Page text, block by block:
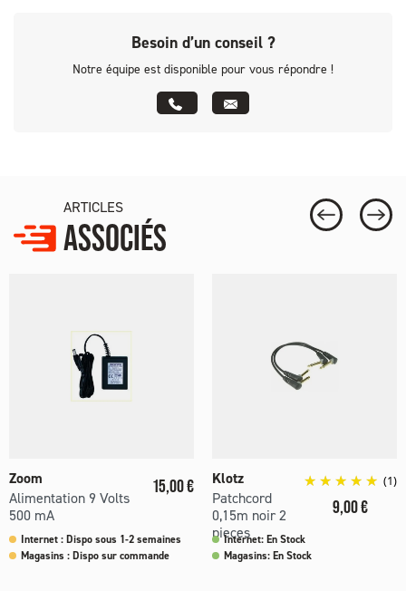
Besoin d’un conseil ?
Notre équipe est disponible pour vous répondre !
ARTICLES
ASSOCIÉS
Zoom
Alimentation 9 Volts
500 mA
Prix
15,00 €
Internet : Dispo sous 1-2 semaines
Magasins : Dispo sur commande
Klotz
Patchcord
0,15m noir 2
pieces
(1)
Prix
9,00 €
Internet: En Stock
Magasins: En Stock